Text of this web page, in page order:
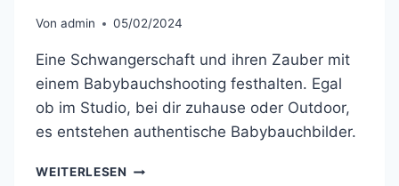
Von admin 05/02/2024
Eine Schwangerschaft und ihren Zauber mit
einem Babybauchshooting festhalten. Egal
ob im Studio, bei dir zuhause oder Outdoor,
es entstehen authentische Babybauchbilder.
WEITERLESEN BABYBAUCH